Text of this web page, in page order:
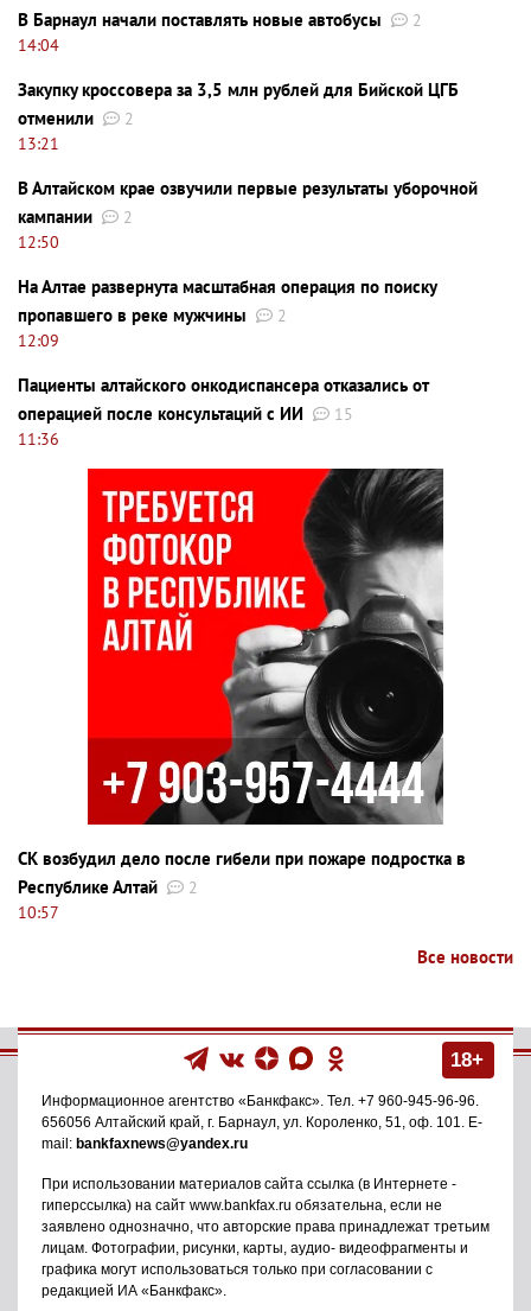
В Барнаул начали поставлять новые автобусы
2
14:04
Закупку кроссовера за 3,5 млн рублей для Бийской ЦГБ
отменили
2
13:21
В Алтайском крае озвучили первые результаты уборочной
кампании
2
12:50
На Алтае развернута масштабная операция по поиску
пропавшего в реке мужчины
2
12:09
Пациенты алтайского онкодиспансера отказались от
операцией после консультаций с ИИ
15
11:36
СК возбудил дело после гибели при пожаре подростка в
Республике Алтай
2
10:57
Все новости
18+
Информационное агентство «Банкфакс» . Тел. +7 960-945-96-96
656056 Алтайский край, г. Барнаул ул. Короленко, 51, оф. 101
. E-
mail: bankfaxnews@yandex.ru
При использовании материалов сайта ссылка (в Интернете -
гиперссылка) на сайт www.bankfax.ru обязательна, если не
заявлено однозначно, что авторские права принадлежат третьим
лицам. Фотографии, рисунки, карты, аудио- видеофрагменты и
графика могут использоваться только при согласовании с
редакцией ИА «Банкфакс».